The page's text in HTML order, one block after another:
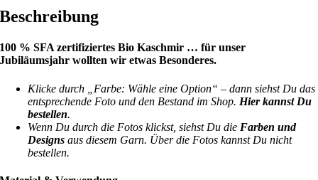
Beschreibung
100 % SFA zertifiziertes Bio Kaschmir … für unser
Jubiläumsjahr wollten wir etwas Besonderes.
Klicke durch „Farbe: Wähle eine Option“ – dann siehst Du das
entsprechende Foto und den Bestand im Shop. Hier kannst Du
bestellen.
Wenn Du durch die Fotos klickst, siehst Du die Farben und
Designs aus diesem Garn. Über die Fotos kannst Du nicht
bestellen.